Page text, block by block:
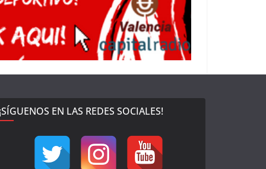
EN LAS REDES SOCIALES!